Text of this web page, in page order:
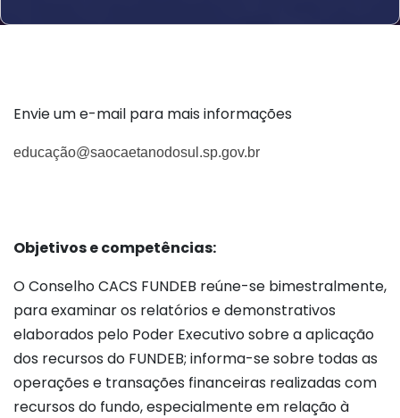
Envie um e-mail para mais informações
educação@saocaetanodosul.sp.gov.br
Objetivos e competências:
O Conselho CACS FUNDEB reúne-se bimestralmente,
para examinar os relatórios e demonstrativos
elaborados pelo Poder Executivo sobre a aplicação
dos recursos do FUNDEB; informa-se sobre todas as
operações e transações financeiras realizadas com
recursos do fundo, especialmente em relação à